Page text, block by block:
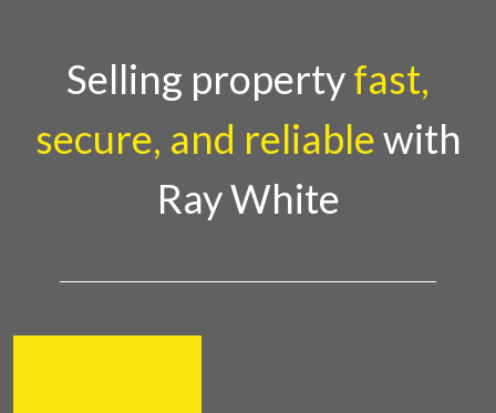
Selling propertyfast,
secure, and reliablewith
Ray White